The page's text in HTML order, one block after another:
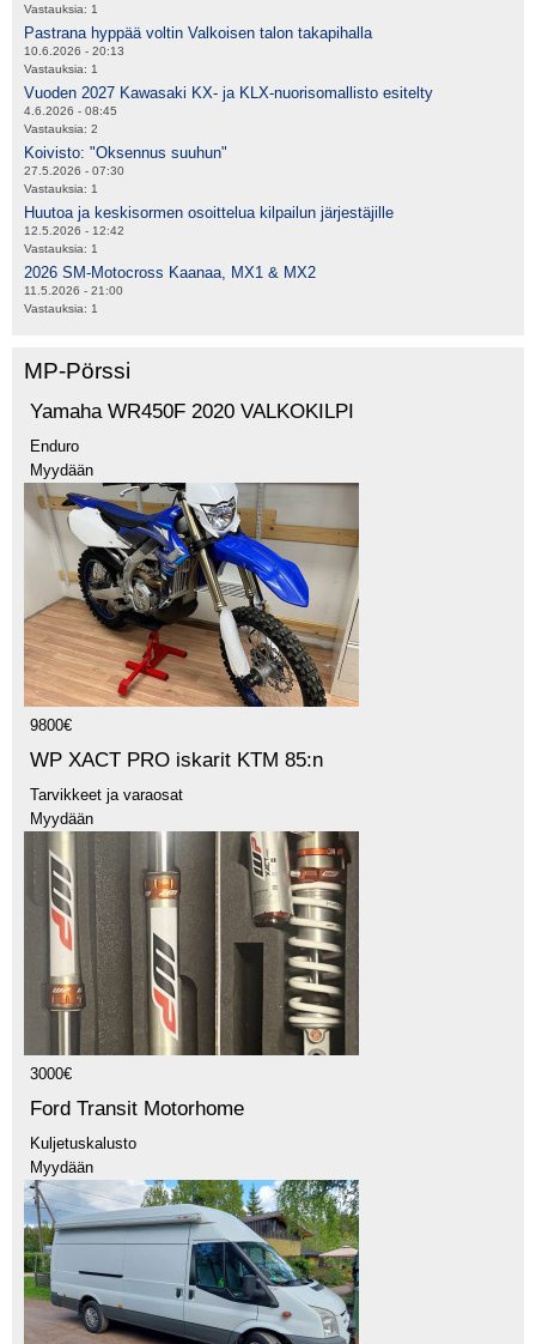
Vastauksia: 1
Pastrana hyppää voltin Valkoisen talon takapihalla
10.6.2026 - 20:13
Vastauksia: 1
Vuoden 2027 Kawasaki KX- ja KLX-nuorisomallisto esitelty
4.6.2026 - 08:45
Vastauksia: 2
Koivisto: "Oksennus suuhun"
27.5.2026 - 07:30
Vastauksia: 1
Huutoa ja keskisormen osoittelua kilpailun järjestäjille
12.5.2026 - 12:42
Vastauksia: 1
2026 SM-Motocross Kaanaa, MX1 & MX2
11.5.2026 - 21:00
Vastauksia: 1
MP-Pörssi
Yamaha WR450F 2020 VALKOKILPI
Enduro
Myydään
9800€
WP XACT PRO iskarit KTM 85:n
Tarvikkeet ja varaosat
Myydään
3000€
Ford Transit Motorhome
Kuljetuskalusto
Myydään